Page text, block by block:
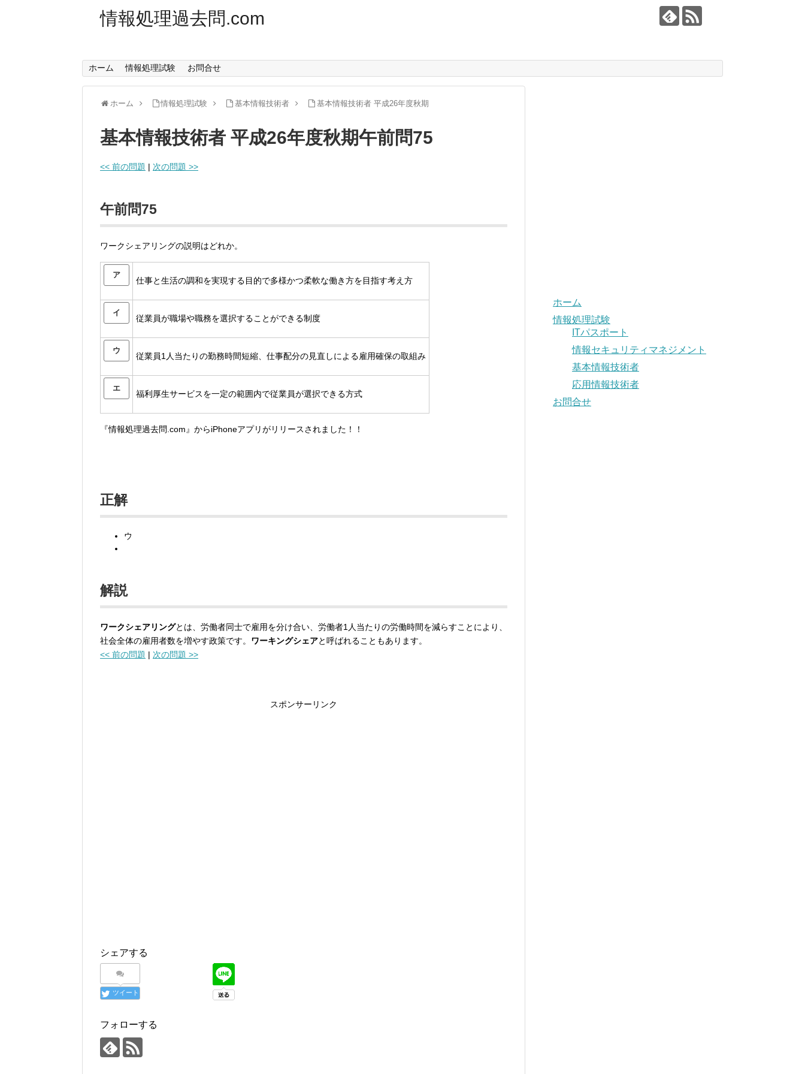
情報処理過去問.com
ホーム 情報処理試験 お問合せ
ホーム 情報処理試験 基本情報技術者 基本情報技術者 平成26年度秋期
基本情報技術者 平成26年度秋期午前問75
<< 前の問題 | 次の問題 >>
午前問75
ワークシェアリングの説明はどれか。
ア
仕事と生活の調和を実現する目的で多様かつ柔軟な働き方を目指す考え方
イ
従業員が職場や職務を選択することができる制度
ウ
従業員1人当たりの勤務時間短縮、仕事配分の見直しによる雇用確保の取組み
エ
福利厚生サービスを一定の範囲内で従業員が選択できる方式
『情報処理過去問.com』からiPhoneアプリがリリースされました！！
正解
ウ
解説
ワークシェアリングとは、労働者同士で雇用を分け合い、労働者1人当たりの労働時間を減らすことにより、
社会全体の雇用者数を増やす政策です。 ワーキングシェアと呼ばれることもあります。
<< 前の問題 | 次の問題 >>
スポンサーリンク
シェアする
ツイート
フォローする
ホーム
情報処理試験
ITパスポート
情報セキュリティマネジメント
基本情報技術者
応用情報技術者
お問合せ